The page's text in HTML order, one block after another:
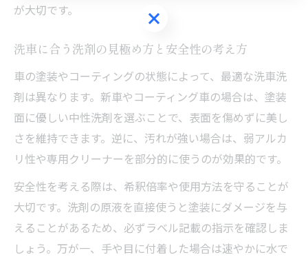
が大切です。
洗車に合う洗剤の見極め方と安全性の考え方
車の塗装やコーティングの状態によって、最適な洗車洗
剤は異なります。新車やコーティング車の場合は、塗装
面に優しい中性洗剤を選ぶことで、表面を傷めずに美し
さを維持できます。逆に、汚れが強い場合は、弱アルカ
リ性や専用クリーナーを部分的に使うのが効果的です。
安全性を考える際は、希釈倍率や使用方法を守ることが
大切です。洗剤の原液を直接使うと塗装にダメージを与
えることがあるため、必ずラベル記載の指示を確認しま
しょう。万が一、手や目に付着した場合は速やかに水で
ご予約はこちら